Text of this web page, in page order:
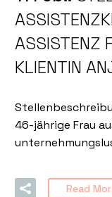
ASSISTENZ
KLIENTIN
46-jährige Frau
Read